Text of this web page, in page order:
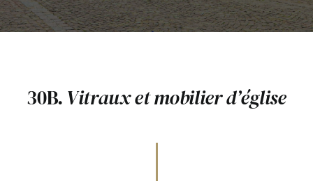
30B. Vitraux et mobilier d’église